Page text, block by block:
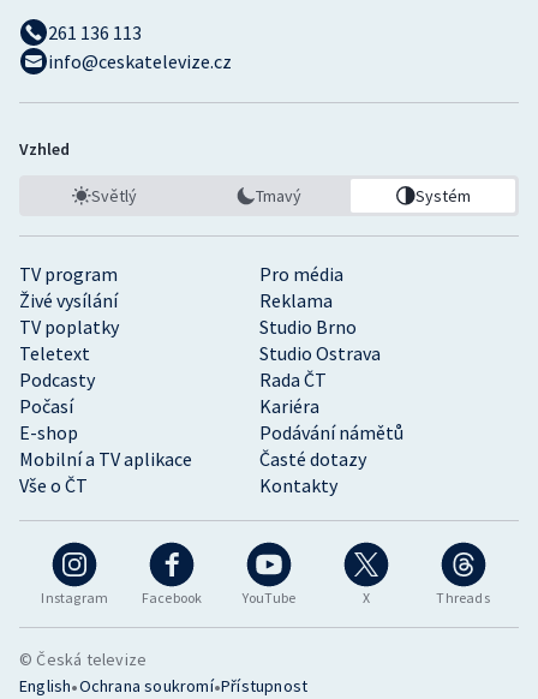
Instagram Facebook YouTube X Threads
TV program
Pro média
Živé vysílání
Reklama
TV poplatky
Studio Brno
Teletext
Studio Ostrava
Podcasty
Rada ČT
Počasí
Kariéra
E-shop
Podávání námětů
Mobilní a TV aplikace
Časté dotazy
Vše o ČT
Kontakty
261 136 113
info@ceskatelevize.cz
Vzhled
Světlý Tmavý Systém
© Česká televize
English•Ochrana soukromí•Přístupnost